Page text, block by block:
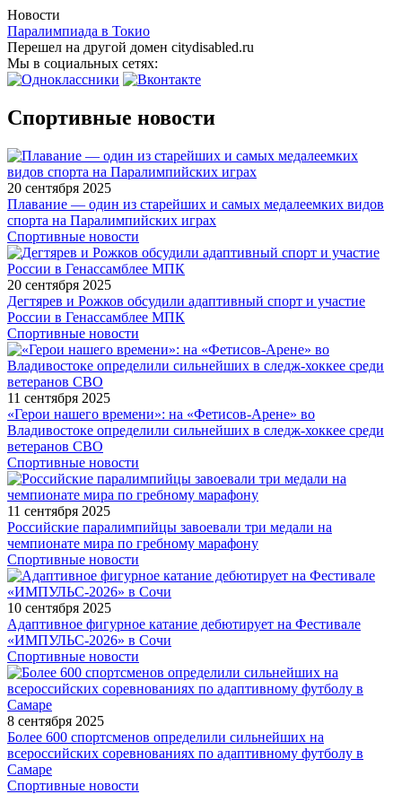
Новости
Паралимпиада в Токио
Перешел на другой домен citydisabled.ru
Мы в социальных сетях:
Спортивные новости
20 сентября 2025
Плавание — один из старейших и самых медалеемких видов
спорта на Паралимпийских играх
Спортивные новости
20 сентября 2025
Дегтярев и Рожков обсудили адаптивный спорт и участие
России в Генассамблее МПК
Спортивные новости
11 сентября 2025
«Герои нашего времени»: на «Фетисов-Арене» во
Владивостоке определили сильнейших в следж-хоккее среди
ветеранов СВО
Спортивные новости
11 сентября 2025
Российские паралимпийцы завоевали три медали на
чемпионате мира по гребному марафону
Спортивные новости
10 сентября 2025
Адаптивное фигурное катание дебютирует на Фестивале
«ИМПУЛЬС-2026» в Сочи
Спортивные новости
8 сентября 2025
Более 600 спортсменов определили сильнейших на
всероссийских соревнованиях по адаптивному футболу в
Самаре
Спортивные новости